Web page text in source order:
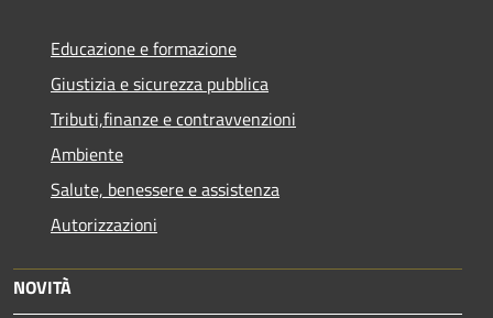
Educazione e formazione
Giustizia e sicurezza pubblica
Tributi,finanze e contravvenzioni
Ambiente
Salute, benessere e assistenza
Autorizzazioni
NOVITÀ